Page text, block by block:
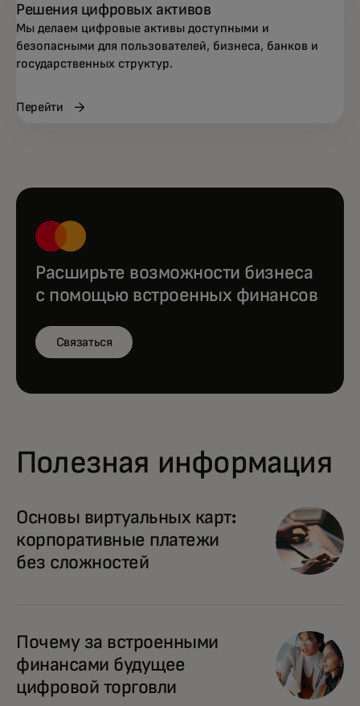
Решения цифровых активов
Мы делаем цифровые активы доступными и
безопасными для пользователей, бизнеса, банков и
государственных структур.
Перейти
Расширьте возможности бизнеса
с помощью встроенных финансов
Связаться
Полезная информация
Основы виртуальных карт:
корпоративные платежи
без сложностей
Почему за встроенными
финансами будущее
цифровой торговли